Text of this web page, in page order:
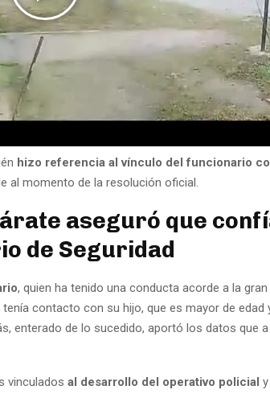
hizo referencia al vínculo del funcionario
al momento de la resolución oficial.
aseguró que
de Seguridad
, quien ha tenido una conducta acorde a la
contacto con su hijo, que es mayor de edad
enterado de lo sucedido, aportó los datos que
vinculados al desarrollo del operativo policial